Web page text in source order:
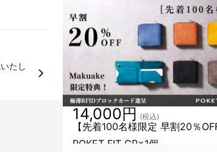
【先着100名様限定 早割20％OFF
POKET FIT GR×1個
14,000円 (税込)